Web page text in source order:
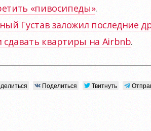
«пивосипеды».
Густав заложил последние
квартиры на Airbnb.
Поделиться Твитнуть